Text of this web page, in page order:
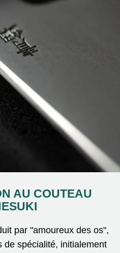
AU COUTEAU
par "amoureux des os",
de spécialité, initialement